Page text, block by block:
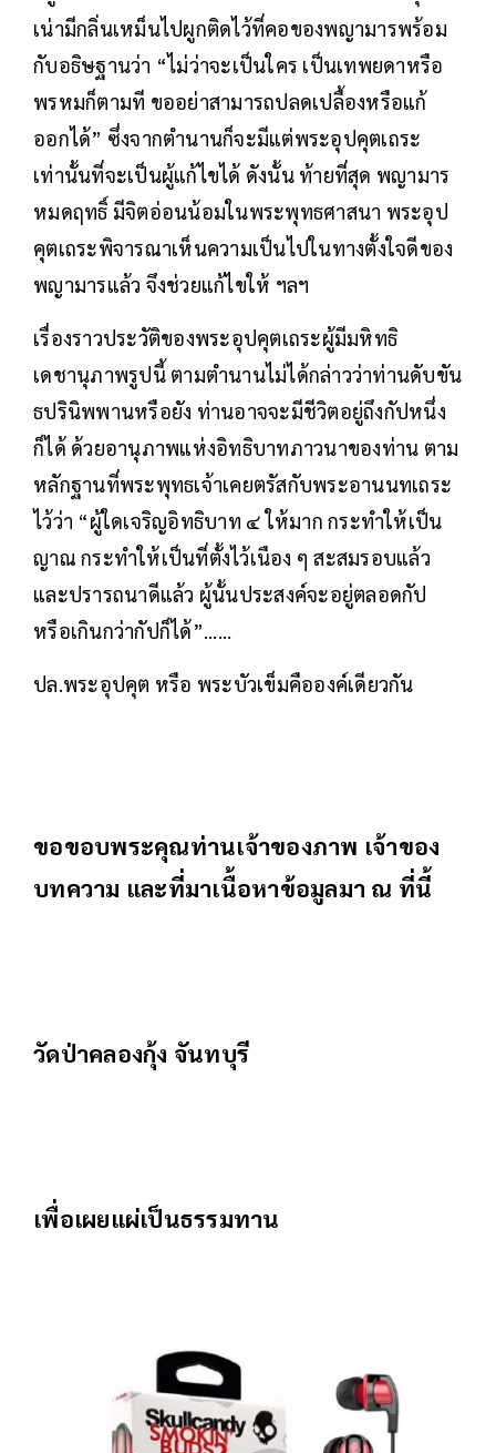
เน่ามีกลิ่นเหม็นไปผูกติดไว้ที่คอของพญามารพร้อม
กับอธิษฐานว่า “ไม่ว่าจะเป็นใคร เป็นเทพยดาหรือ
พรหมก็ตามที ขออย่าสามารถปลดเปลื้องหรือแก้
ออกได้” ซึ่งจากตำนานก็จะมีแต่พระอุปคุตเถระ
เท่านั้นที่จะเป็นผู้แก้ไขได้ ดังนั้น ท้ายที่สุด พญามาร
หมดฤทธิ์ มีจิตอ่อนน้อมในพระพุทธศาสนา พระอุป
คุตเถระพิจารณาเห็นความเป็นไปในทางตั้งใจดีของ
พญามารแล้ว จึงช่วยแก้ไขให้ ฯลฯ
เรื่องราวประวัติของพระอุปคุตเถระผู้มีมหิทธิ
เดชานุภาพรูปนี้ ตามตำนานไม่ได้กล่าวว่าท่านดับขัน
ธปรินิพพานหรือยัง ท่านอาจจะมีชีวิตอยู่ถึงกัปหนึ่ง
ก็ได้ ด้วยอานุภาพแห่งอิทธิบาทภาวนาของท่าน ตาม
หลักฐานที่พระพุทธเจ้าเคยตรัสกับพระอานนทเถระ
ไว้ว่า “ผู้ใดเจริญอิทธิบาท ๔ ให้มาก กระทำให้เป็น
ญาณ กระทำให้เป็นที่ตั้งไว้เนือง ๆ สะสมรอบแล้ว
และปรารถนาดีแล้ว ผู้นั้นประสงค์จะอยู่ตลอดกัป
หรือเกินกว่ากัปก็ได้”......
ปล.พระอุปคุต หรือ พระบัวเข็มคือองค์เดียวกัน
ขอขอบพระคุณท่านเจ้าของภาพ เจ้าของ
บทความ และที่มาเนื้อหาข้อมูลมา ณ ที่นี้
วัดป่าคลองกุ้ง จันทบุรี
เพื่อเผยแผ่เป็นธรรมทาน